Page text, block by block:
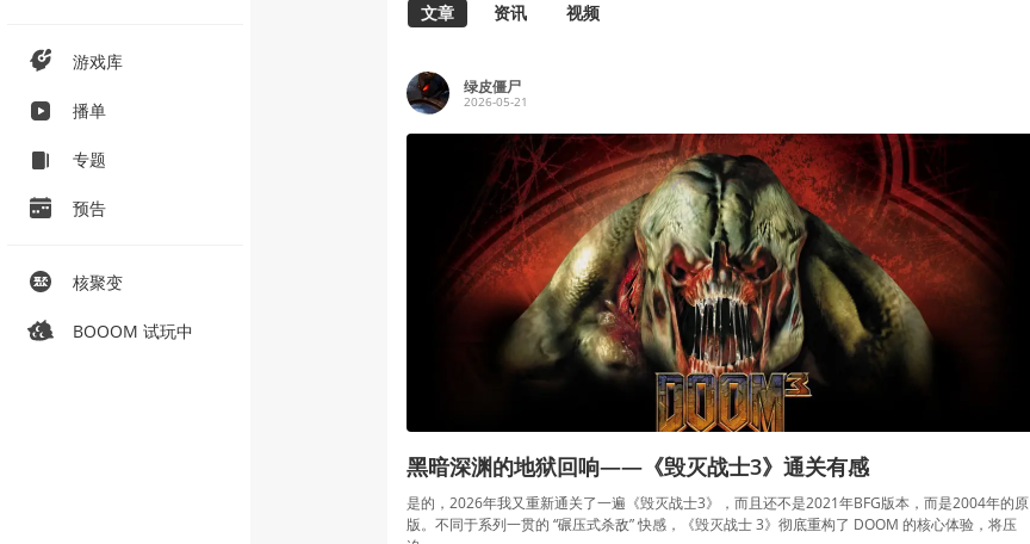
游戏库
播单
专题
预告
核聚变
BOOOM 试玩中
文章 资讯 视频
绿皮僵尸
2026-05-21
黑暗深渊的地狱回响——《毁灭战士3》通关有感
是的，2026年我又重新通关了一遍《毁灭战士3》，而且还不是2021年BFG版本，而是2004年的原
版。不同于系列一贯的 “碾压式杀敌” 快感，《毁灭战士 3》彻底重构了 DOOM 的核心体验，将压